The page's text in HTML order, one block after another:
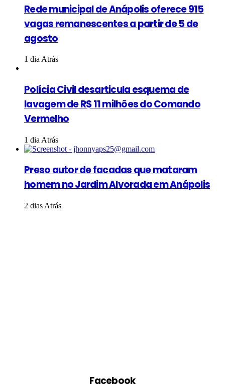
Rede municipal de Anápolis oferece 915
vagas remanescentes a partir de 5 de
agosto
1 dia Atrás
Polícia Civil desarticula esquema de
lavagem de R$ 11 milhões do Comando
Vermelho
1 dia Atrás
Preso autor de facadas que mataram
homem no Jardim Alvorada em Anápolis
2 dias Atrás
Facebook